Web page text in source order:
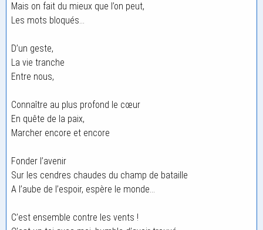
Mais on fait du mieux que l’on peut,
Les mots bloqués…
D’un geste,
La vie tranche
Entre nous,
Connaître au plus profond le cœur
En quête de la paix,
Marcher encore et encore
Fonder l’avenir
Sur les cendres chaudes du champ de bataille
A l’aube de l’espoir, espère le monde…
C’est ensemble contre les vents !